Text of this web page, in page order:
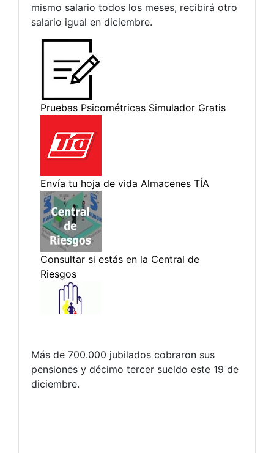
mismo salario todos los meses, recibirá otro
salario igual en diciembre.
Más de 700.000 jubilados cobraron sus
pensiones y décimo tercer sueldo este 19 de
diciembre.